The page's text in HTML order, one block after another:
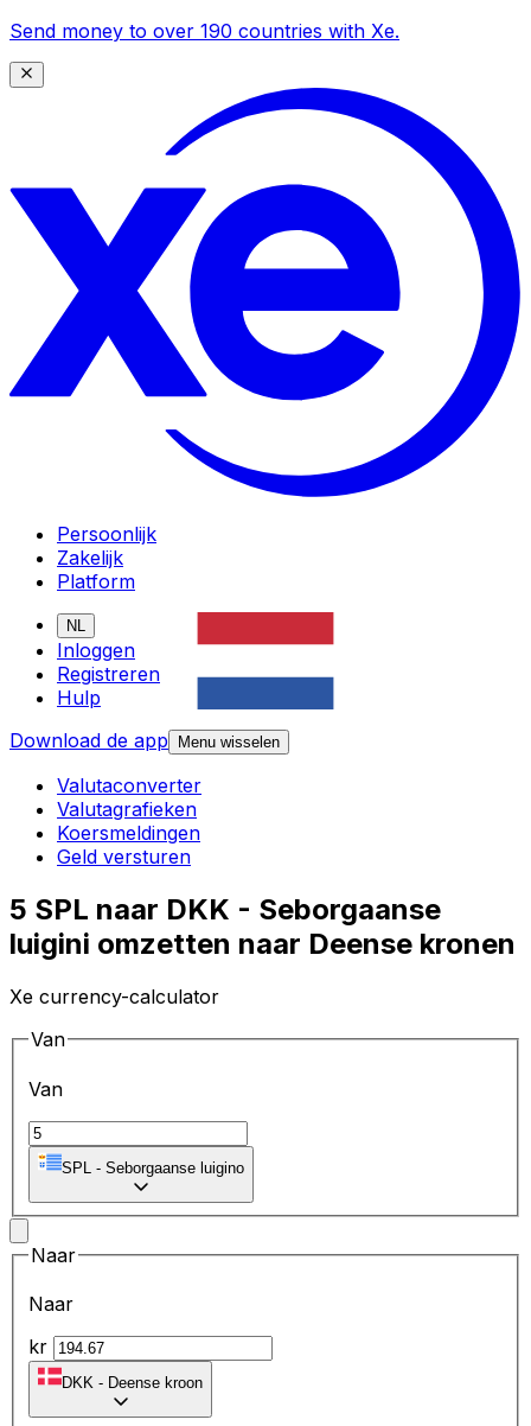
Send money to over 190 countries with Xe.
Persoonlijk
Zakelijk
Platform
NL
Inloggen
Registreren
Hulp
Download de app
Menu wisselen
Valutaconverter
Valutagrafieken
Koersmeldingen
Geld versturen
5 SPL naar DKK - Seborgaanse
luigini omzetten naar Deense kronen
Xe currency-calculator
Van
Van
SPL - Seborgaanse luigino
Naar
Naar
kr
DKK - Deense kroon